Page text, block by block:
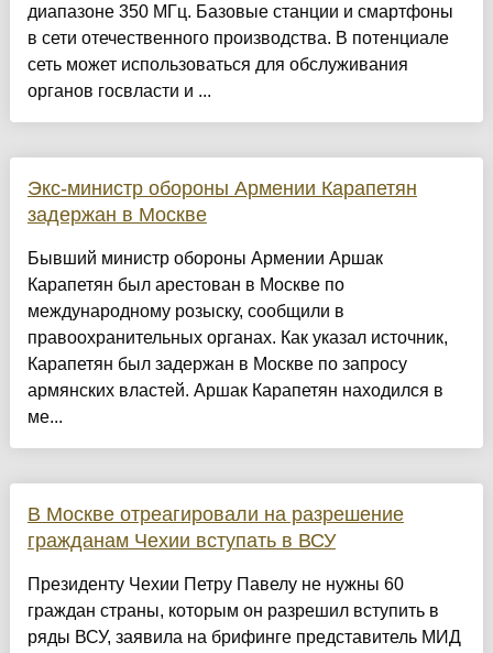
диапазоне 350 МГц. Базовые станции и смартфоны
в сети отечественного производства. В потенциале
сеть может использоваться для обслуживания
органов госвласти и ...
Экс-министр обороны Армении Карапетян
задержан в Москве
Бывший министр обороны Армении Аршак
Карапетян был арестован в Москве по
международному розыску, сообщили в
правоохранительных органах. Как указал источник,
Карапетян был задержан в Москве по запросу
армянских властей. Аршак Карапетян находился в
ме...
В Москве отреагировали на разрешение
гражданам Чехии вступать в ВСУ
Президенту Чехии Петру Павелу не нужны 60
граждан страны, которым он разрешил вступить в
ряды ВСУ, заявила на брифинге представитель МИД